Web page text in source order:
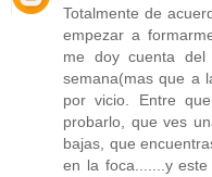
Totalmente de
empezar a
me doy cuenta
semana(mas que a
por vicio. Entre
probarlo, que ves
bajas, que
en la foca.......y